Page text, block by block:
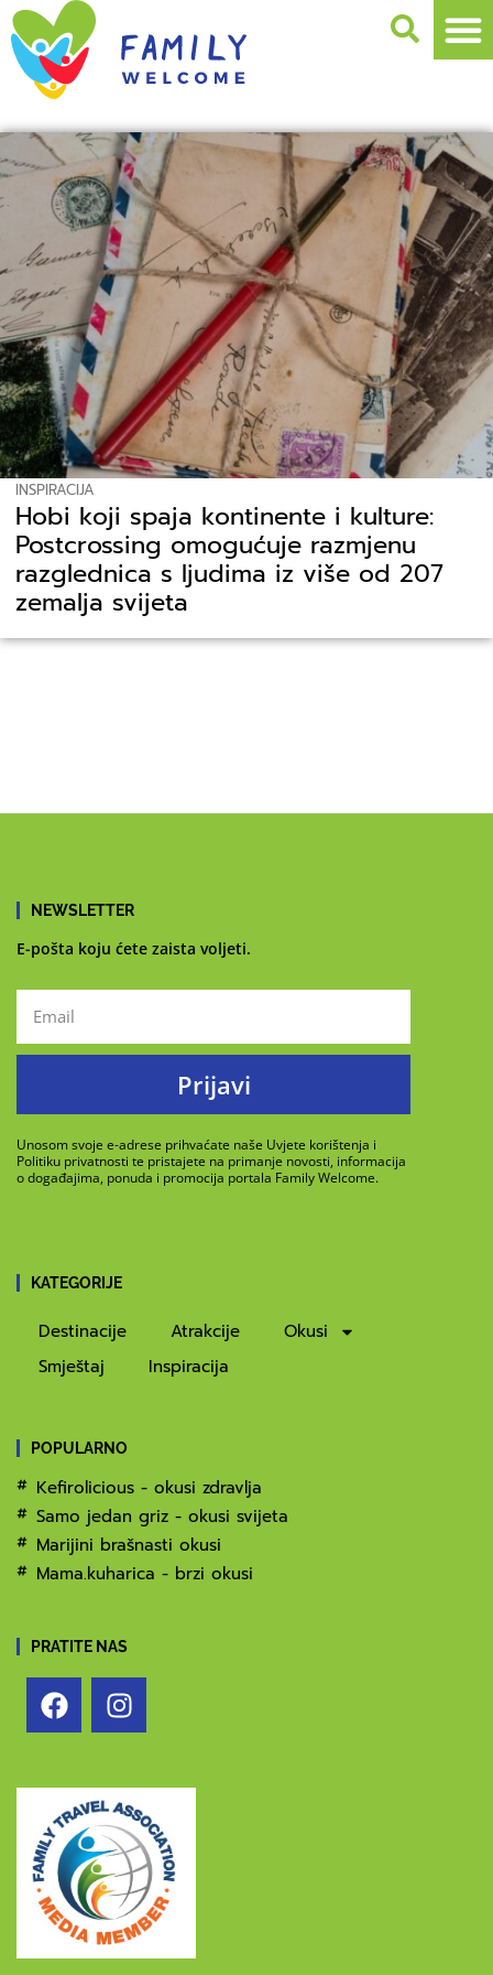
INSPIRACIJA
Hobi koji spaja kontinente i kulture:
Postcrossing omogućuje razmjenu
razglednica s ljudima iz više od 207
zemalja svijeta
NEWSLETTER
E-pošta koju ćete zaista voljeti.
Prijavi
Unosom svoje e-adrese prihvaćate naše Uvjete korištenja i
Politiku privatnosti te pristajete na primanje novosti, informacija
o događajima, ponuda i promocija portala Family Welcome.
KATEGORIJE
Destinacije Atrakcije
Okusi
Smještaj
Inspiracija
POPULARNO
Kefirolicious - okusi zdravlja
Samo jedan griz - okusi svijeta
Marijini brašnasti okusi
Mama.kuharica - brzi okusi
PRATITE NAS